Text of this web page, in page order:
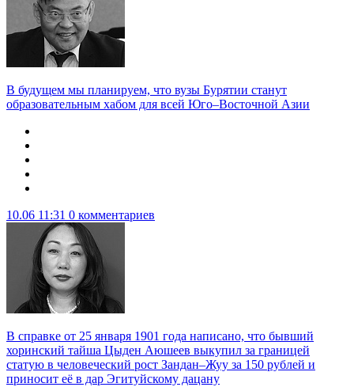
В будущем мы планируем, что вузы Бурятии станут
образовательным хабом для всей Юго–Восточной Азии
10.06 11:31 0 комментариев
В справке от 25 января 1901 года написано, что бывший
хоринский тайша Цыден Аюшеев выкупил за границей
статую в человеческий рост Зандан–Жуу за 150 рублей и
приносит её в дар Эгитуйскому дацану